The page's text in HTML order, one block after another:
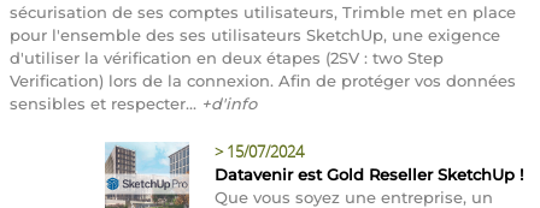
sécurisation de ses comptes utilisateurs, Trimble met en place
pour l'ensemble des ses utilisateurs SketchUp, une exigence
d'utiliser la vérification en deux étapes (2SV : two Step
Verification) lors de la connexion. Afin de protéger vos données
sensibles et respecter... +d'info
> 15/07/2024
Datavenir est Gold Reseller SketchUp !
Que vous soyez une entreprise, un